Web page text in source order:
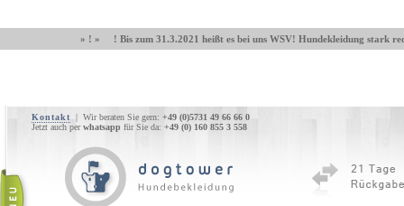
» ! » ! Bis zum 31.3.2021 heißt es bei uns WSV! Hundekleidung stark
Kontakt | Wir beraten Sie gern: +49 (0)5731 49 66 66 0
Jetzt auch perwhatsapp für Sie da: +49 (0) 160 855 3 558